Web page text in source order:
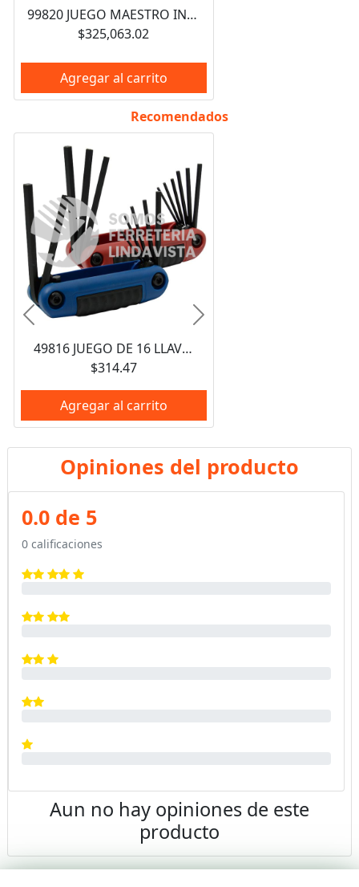
99820 JUEGO MAESTRO INDUSTRIAL COMBINADO 940 PIEZAS, CON GABINETES EX27M5, EX27M6, EX27S6 URREA
$325,063.02
Agregar al carrito
Recomendados
49816 JUEGO DE 16 LLAVES HEXAGONALES COMBINADAS TIPO NAVAJA URREA
$314.47
Agregar al carrito
Anterior Siguiente
Opiniones del producto
Aun no hay opiniones de este
producto
0.0 de 5
0 calificaciones